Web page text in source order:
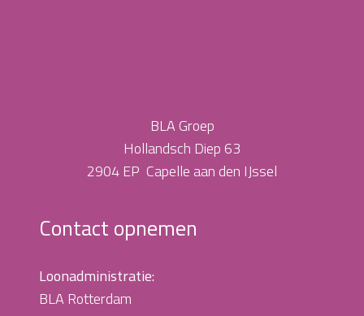
BLA Groep
Hollandsch Diep 63
2904 EP Capelle aan den IJssel
Contact opnemen
Loonadministratie:
BLA Rotterdam